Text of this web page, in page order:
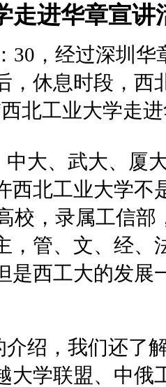
走进华章宣讲
30，经过深圳
，休息时段，西
北工业大学走
大、武大、厦
西北工业大学不
校，录属工信
，管、文、经、
是西工大的发
绍，我们还了
大学联盟、中俄